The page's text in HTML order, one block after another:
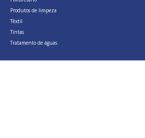
Produtos de limpeza
Têxtil
Tintas
Tratamento de águas